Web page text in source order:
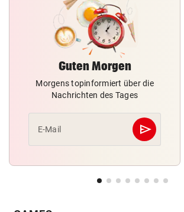
Guten Morgen
Morgens topinformiert über die
Nachrichten des Tages
E-Mail send
Abschicken